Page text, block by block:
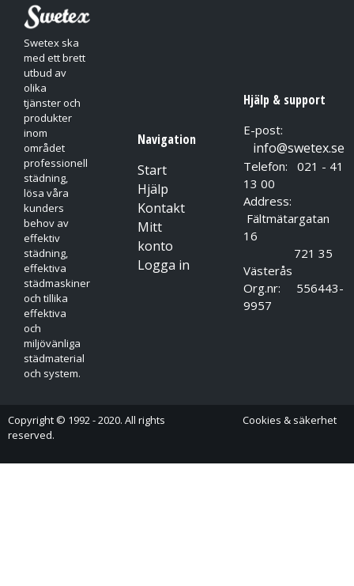
Anmärkning:
Det är viktigt att blöta icke syrabeständigt fogmaterial noga
före användning. Vid rengöring får ytan på sanitetsarmaturen
får inte vara varm.
Läs produktdatablad och säkerhetsdatablad före användning.
Tillverkaren tar inget ansvar för skador som uppkommit
genom felaktig användning.
Swetex ska
med ett brett
utbud av
olika
tjänster och
produkter
inom
området
professionell
städning,
lösa våra
kunders
behov av
effektiv
städning,
effektiva
städmaskiner
och tillika
effektiva
och
miljövänliga
städmaterial
och system.
Navigation
Start
Hjälp
Kontakt
Mitt
konto
Logga in
Hjälp & support
E-post:
info@swetex.se
Telefon: 021 - 41
13 00
Address:
Fältmätargatan
16
721 35
Västerås
Org.nr: 556443-
9957
Copyright © 1992 - 2020. All rights
reserved.
Cookies & säkerhet